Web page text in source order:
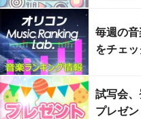
毎週の
をチェッ
試写会
プレゼン